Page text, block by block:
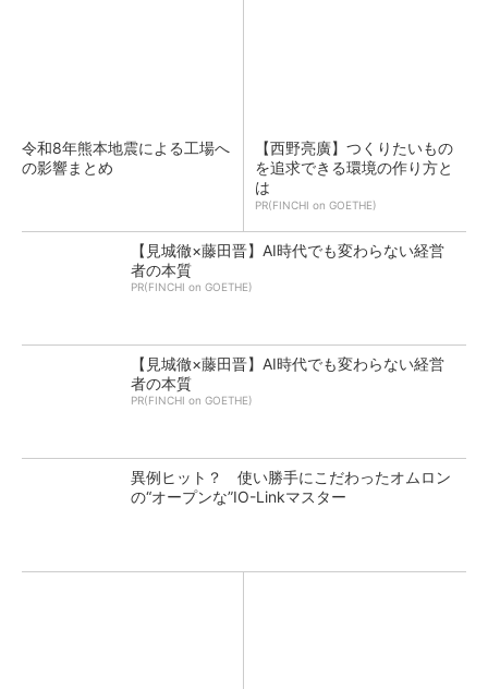
令和8年熊本地震による工場へ
の影響まとめ
【西野亮廣】つくりたいもの
を追求できる環境の作り方と
は
PR(FINCHI on GOETHE)
【見城徹×藤田晋】AI時代でも変わらない経営
者の本質
PR(FINCHI on GOETHE)
【見城徹×藤田晋】AI時代でも変わらない経営
者の本質
PR(FINCHI on GOETHE)
異例ヒット？ 使い勝手にこだわったオムロン
の“オープンな”IO-Linkマスター